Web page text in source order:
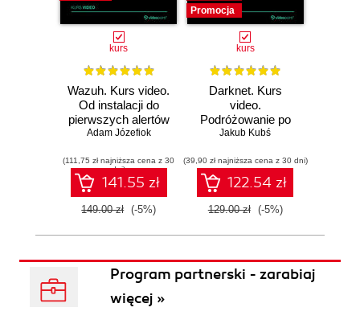
kurs
Wazuh. Kurs video.
Od instalacji do
pierwszych alertów
Adam Józefiok
(111,75 zł najniższa cena z 30
dni)
141.55 zł
149.00 zł (-5%)
Promocja
kurs
Darknet. Kurs
video.
Podróżowanie po
ciemnej stronie
Jakub Kubś
(39,90 zł najniższa cena z 30 dni)
122.54 zł
129.00 zł (-5%)
Program partnerski - zarabiaj
więcej »